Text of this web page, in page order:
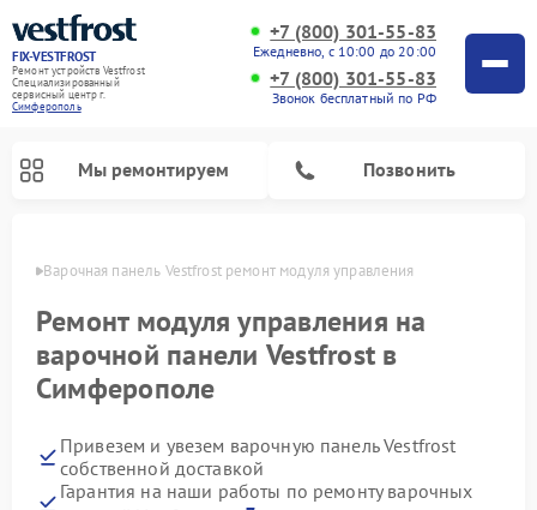
FIX-VESTFROST
Ремонт устройств Vestfrost
Специализированный
cервисный центр г.
Симферополь
+7 (800) 301-55-83
Ежедневно, с 10:00 до 20:00
+7 (800) 301-55-83
Звонок бесплатный по РФ
Мы ремонтируем Позвонить
Варочная панель Vestfrost ремонт модуля управления
Ремонт модуля управления на
варочной панели Vestfrost в
Симферополе
Привезем и увезем варочную панель Vestfrost
собственной доставкой
Гарантия на наши работы по ремонту варочных